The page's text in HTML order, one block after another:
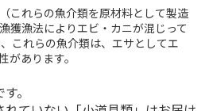
これらの魚介類を原材料として製造
獲漁法によりエビ・カニが混じって
これらの魚介類は、エサとしてエ
があります。
。